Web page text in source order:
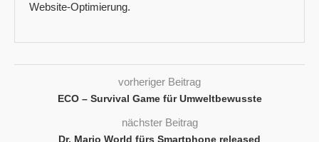
Website-Optimierung.
vorheriger Beitrag
ECO – Survival Game für Umweltbewusste
nächster Beitrag
Dr. Mario World fürs Smartphone released